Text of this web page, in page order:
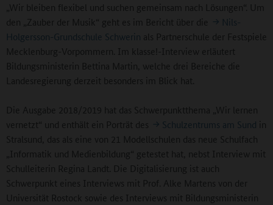
„Wir bleiben flexibel und suchen gemeinsam nach Lösungen“. Um
den „Zauber der Musik“ geht es im Bericht über die
Nils-
Holgersson-Grundschule Schwerin als Partnerschule der Festspiele
Mecklenburg-Vorpommern. Im klasse!-Interview erläutert
Bildungsministerin Bettina Martin, welche drei Bereiche die
Landesregierung derzeit besonders im Blick hat.
Die Ausgabe 2018/2019 hat das Schwerpunktthema „Wir lernen
vernetzt“ und enthält ein Porträt des
Schulzentrums am Sund in
Stralsund, das als eine von 21 Modellschulen das neue Schulfach
„Informatik und Medienbildung“ getestet hat, nebst Interview mit
Schulleiterin Regina Landt. Die Digitalisierung ist auch
Schwerpunkt eines Interviews mit Prof. Alke Martens von der
Universität Rostock sowie des Interviews mit Bildungsministerin